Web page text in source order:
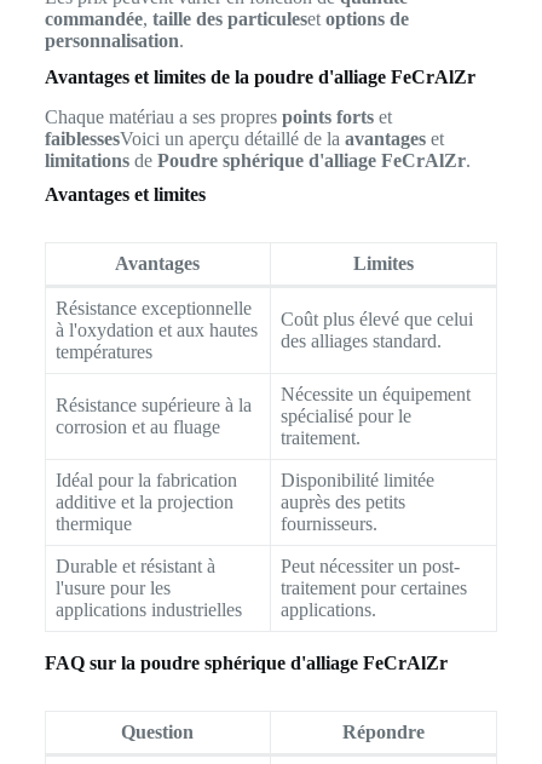
commandée, taille des particulesetoptions de
personnalisation.
Avantages et limites de la poudre d'alliage FeCrAlZr
Chaque matériau a ses propres points fortset
faiblessesVoici un aperçu détaillé de la avantageset
limitationsde Poudre sphérique d'alliage FeCrAlZr.
Avantages et limites
Avantages Limites
Résistance exceptionnelle
à l'oxydation et aux hautes
températures
Coût plus élevé que celui
des alliages standard.
Résistance supérieure à la
corrosion et au fluage
Nécessite un équipement
spécialisé pour le
traitement.
Idéal pour la fabrication
additive et la projection
thermique
Disponibilité limitée
auprès des petits
fournisseurs.
Durable et résistant à
l'usure pour les
applications industrielles
Peut nécessiter un post-
traitement pour certaines
applications.
FAQ sur la poudre sphérique d'alliage FeCrAlZr
Question Répondre